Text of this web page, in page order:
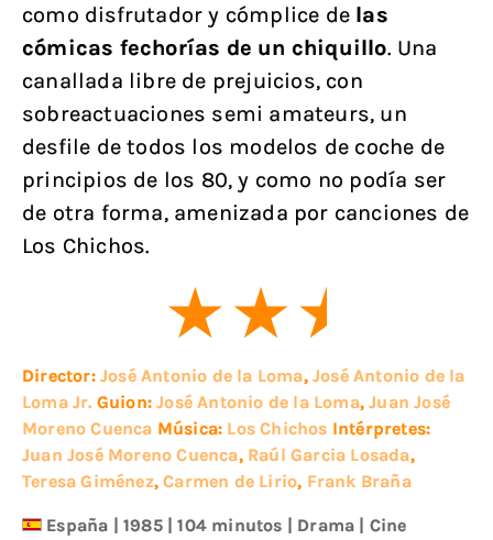
como disfrutador y cómplice de las
cómicas fechorías de un chiquillo. Una
canallada libre de prejuicios, con
sobreactuaciones semi amateurs, un
desfile de todos los modelos de coche de
principios de los 80, y como no podía ser
de otra forma, amenizada por canciones de
Los Chichos.
Director: José Antonio de la Loma,José Antonio de la
Loma Jr. Guion:José Antonio de la Loma,Juan José
Moreno Cuenca Música: Los Chichos Intérpretes:
Juan José Moreno Cuenca, Raúl Garcia Losada,
Teresa Giménez,Carmen de Lirio, Frank Braña
España |1985 | 104 minutos Drama
Cine